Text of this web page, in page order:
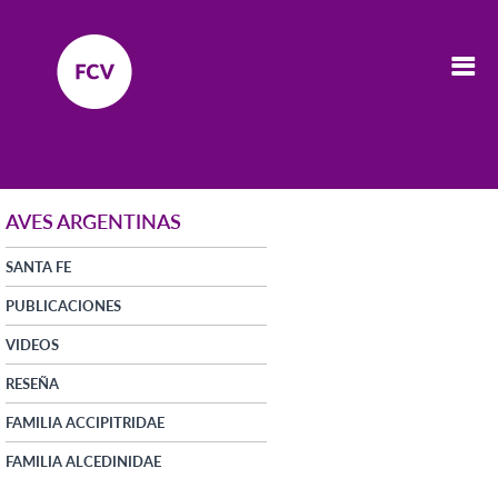
AVES ARGENTINAS
SANTA FE
PUBLICACIONES
VIDEOS
RESEÑA
FAMILIA ACCIPITRIDAE
FAMILIA ALCEDINIDAE